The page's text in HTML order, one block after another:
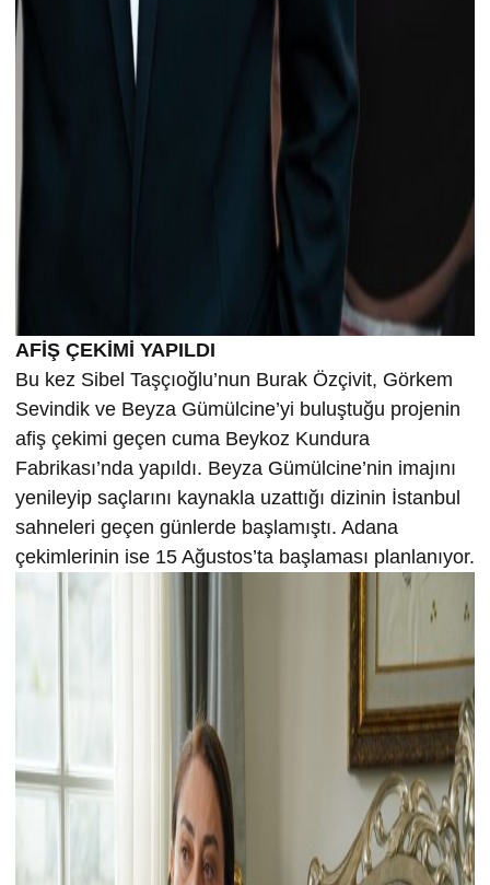
AFİŞ ÇEKİMİ YAPILDI
Bu kez Sibel Taşçıoğlu’nun Burak Özçivit, Görkem
Sevindik ve Beyza Gümülcine’yi buluştuğu projenin
afiş çekimi geçen cuma Beykoz Kundura
Fabrikası’nda yapıldı. Beyza Gümülcine’nin imajını
yenileyip saçlarını kaynakla uzattığı dizinin İstanbul
sahneleri geçen günlerde başlamıştı. Adana
çekimlerinin ise 15 Ağustos’ta başlaması planlanıyor.